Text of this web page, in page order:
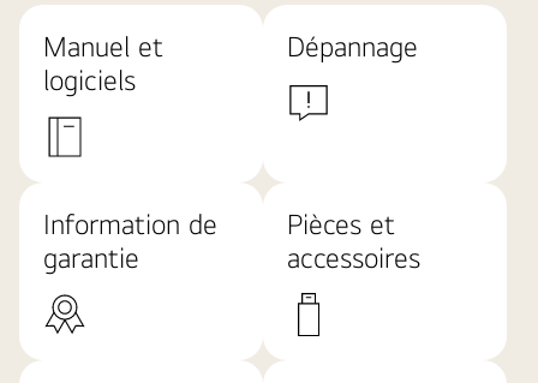
Manuel et
logiciels
Dépannage
Information de
garantie
Pièces et
accessoires